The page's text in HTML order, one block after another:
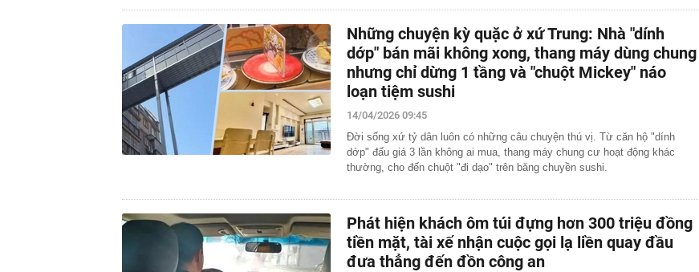
Những chuyện kỳ quặc ở xứ Trung: Nhà "dính
dớp" bán mãi không xong, thang máy dùng chung
nhưng chỉ dừng 1 tầng và "chuột Mickey" náo
loạn tiệm sushi
14/04/2026 09:45
Đời sống xứ tỷ dân luôn có những câu chuyện thú vị. Từ căn hộ "dính
dớp" đấu giá 3 lần không ai mua, thang máy chung cư hoạt động khác
thường, cho đến chuột "đi dạo" trên băng chuyền sushi.
Phát hiện khách ôm túi đựng hơn 300 triệu đồng
tiền mặt, tài xế nhận cuộc gọi lạ liền quay đầu
đưa thẳng đến đồn công an